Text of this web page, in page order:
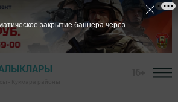
закрытие баннера через